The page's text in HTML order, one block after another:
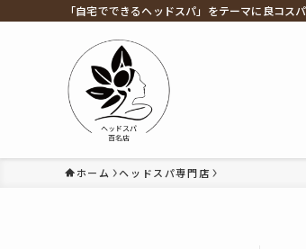
「自宅でできるヘッドスパ」をテーマに良コス
ホーム ヘッドスパ専門店